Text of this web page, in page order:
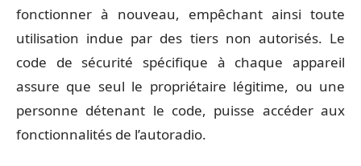
fonctionner à nouveau, empêchant ainsi toute
utilisation indue par des tiers non autorisés. Le
code de sécurité spécifique à chaque appareil
assure que seul le propriétaire légitime, ou une
personne détenant le code, puisse accéder aux
fonctionnalités de l’autoradio.